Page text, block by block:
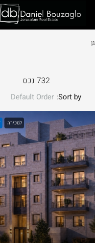
732 נכס
Sort by:
Default Order
למכירה